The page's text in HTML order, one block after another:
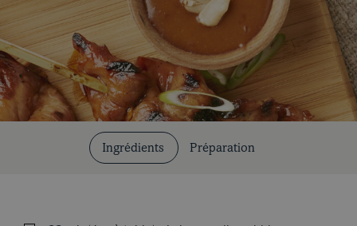
Nos recettes
Ingrédients Préparation